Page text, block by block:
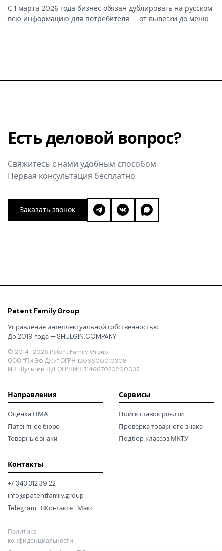
С 1 марта 2026 года бизнес обязан дублировать на русском
всю информацию для потребителя — от вывески до меню.
Есть деловой вопрос?
Свяжитесь с нами удобным способом.
Первая консультация бесплатно.
Заказать звонок
Patent Family Group
Управление интеллектуальной собственностью.
До 2019 года — SHULGIN.COMPANY
© 2014–2026 Patent Family Group
ООО "Пи Эф Джи" ОГРН 1206600010308
ИП Шульгин В.Д. ОГРНИП 314667020200033
Направления
Оценка НМА
Патентное бюро
Товарные знаки
Сервисы
Поиск ставок роялти
Проверка товарного знака
Подбор классов МКТУ
Контакты
+7 343 312 39 22
info@patentfamily.group
Telegram · ВКонтакте · Макс
Политика
конфиденциальности